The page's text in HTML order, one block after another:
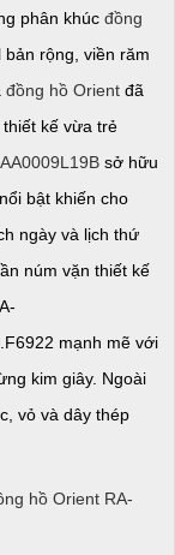
phân khúc đồng
rộng, viền răm
đồng hồ Orient đã
kế vừa trẻ
sở hữu
bật khiến cho
ngày và lịch thứ
núm vặn thiết kế
mạnh mẽ với
kim giây. Ngoài
vỏ và dây thép
hồ Orient RA-